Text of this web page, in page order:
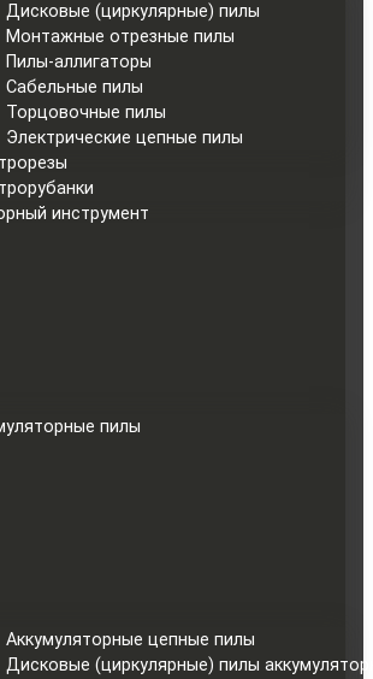
Дисковые (циркулярные) пилы
Монтажные отрезные пилы
Пилы-аллигаторы
Сабельные пилы
Торцовочные пилы
Электрические цепные пилы
инструмент
пилы
Аккумуляторные цепные пилы
Дисковые (циркулярные) пилы